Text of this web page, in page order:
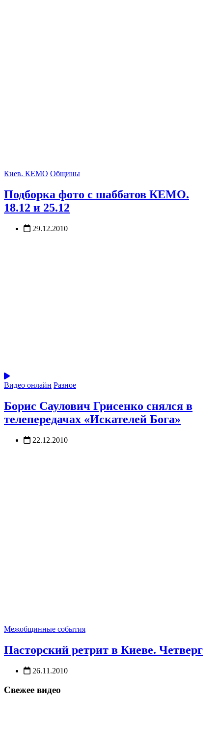
Киев. КЕМО Общины
Подборка фото с шаббатов КЕМО.
18.12 и 25.12
29.12.2010
Видео онлайн Разное
Борис Саулович Грисенко снялся в
телепередачах «Искателей Бога»
22.12.2010
Межобщинные события
Пасторский ретрит в Киеве. Четверг
26.11.2010
Свежее видео